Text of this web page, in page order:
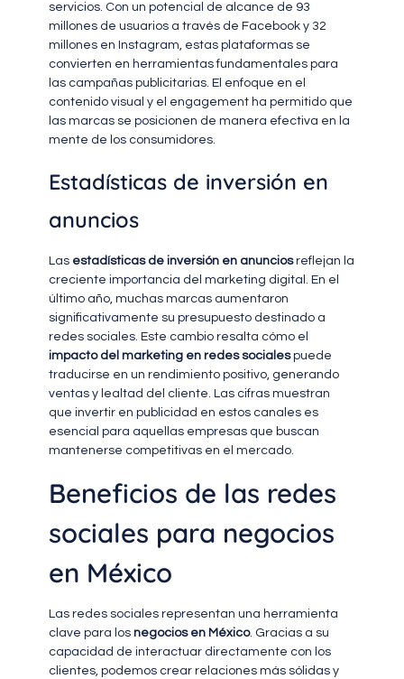
servicios. Con un potencial de alcance de 93
millones de usuarios a través de Facebook y 32
millones en Instagram, estas plataformas se
convierten en herramientas fundamentales para
las campañas publicitarias. El enfoque en el
contenido visual y el engagement ha permitido que
las marcas se posicionen de manera efectiva en la
mente de los consumidores.
Estadísticas de inversión en
anuncios
Las estadísticas de inversión en anunciosreflejan la
creciente importancia del marketing digital. En el
último año, muchas marcas aumentaron
significativamente su presupuesto destinado a
redes sociales. Este cambio resalta cómo el
impacto del marketing en redes socialespuede
traducirse en un rendimiento positivo, generando
ventas y lealtad del cliente. Las cifras muestran
que invertir en publicidad en estos canales es
esencial para aquellas empresas que buscan
mantenerse competitivas en el mercado.
Beneficios de las redes
sociales para negocios
en México
Las redes sociales representan una herramienta
clave para los negocios en México. Gracias a su
capacidad de interactuar directamente con los
clientes, podemos crear relaciones más sólidas y